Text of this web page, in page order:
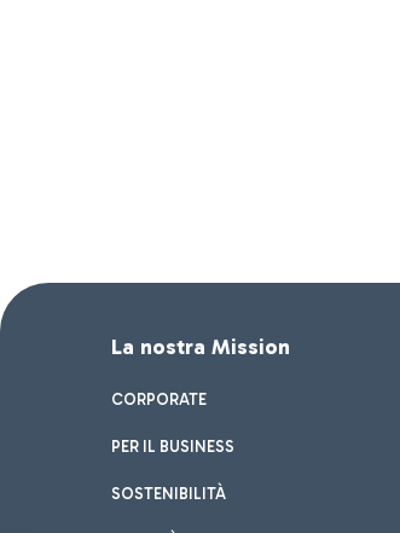
La nostra Mission
CORPORATE
PER IL BUSINESS
SOSTENIBILITÀ